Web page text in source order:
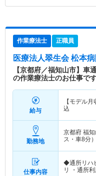
作業療法士 正職員
医療法人翠生会 松本
【京都府／福知山市】
の作業療法士のお仕事
給与
【モデル月
込
勤務地
京都府 福
ス・車8分
仕事内容
◆通所リハ
リ ・通所